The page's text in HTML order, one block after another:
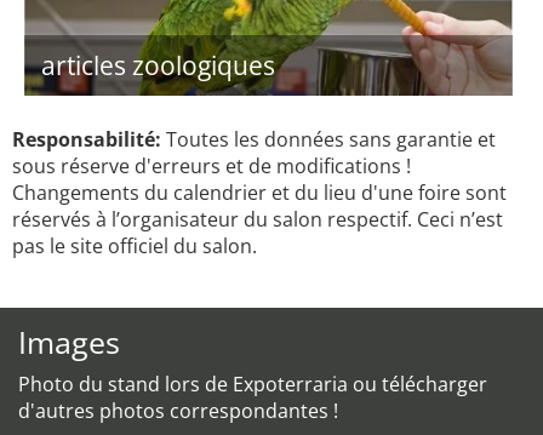
articles zoologiques
Responsabilité: Toutes les données sans garantie et
sous réserve d'erreurs et de modifications !
Changements du calendrier et du lieu d'une foire sont
réservés à l’organisateur du salon respectif. Ceci n’est
pas le site officiel du salon.
Images
Photo du stand lors de Expoterraria ou télécharger
d'autres photos correspondantes !